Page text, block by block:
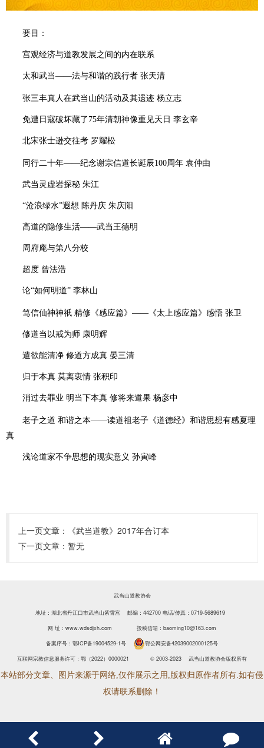
要目：
宫观经济与道教发展之间的内在联系
太和武当——法与和谐的践行者 张天清
张三丰真人在武当山的活动及其遗迹 杨立志
免遭日寇破坏藏了75年清朝神像重见天日 李玄辛
北宋张士逊交往考 罗耀松
同行二十年——纪念谢宗信道长诞辰100周年 袁仲由
武当灵虚岩探秘 朱江
“沧浪绿水”遐想 陈丹庆 朱庆阳
高道的隐修生活——武当王德明
周府庵与第八分校
超度 曾法浩
论“如何明道” 李林山
笃信仙神神祇 精修《感应篇》——《太上感应篇》感悟 张卫
修道当以戒为师 康明辉
遣欲能清净 修道方成真 晏三清
归于本真 莫离衷情 张积印
消过去罪业 明当下本真 修将来道果 杨彦中
老子之道 和谐之本——读道祖老子 《道德经》 和谐思想有感夏理
真
浅论道家不争思想的现实意义 孙寅峰
上一页文章：
《武当道教》2017年合订本
下一页文章：暂无
武当山道教协会
地址：湖北省丹江口市武当山紫霄宫 邮编：442700 电话/传真：0719-5689619
网 址：www.wdsdjxh.com 投稿信箱：baoming10@163.com
备案序号： 鄂ICP备19004529-1号
鄂公网安备42039002000125号
互联网宗教信息服务许可：鄂（2022）0000021
© 2003-2023 武当山道教协会版权所有
本站部分文章、图片来源于网络,仅作展示之用,版权归原作者所有.如有侵
权请联系删除！